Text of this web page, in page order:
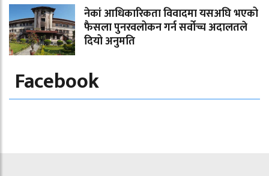
नेकां आधिकारिकता विवादमा यसअघि भएको
फैसला पुनरवलोकन गर्न सर्वोच्च अदालतले
दियो अनुमति
Facebook